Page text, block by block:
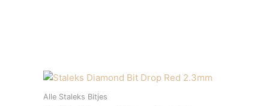
Alle Staleks Bitjes